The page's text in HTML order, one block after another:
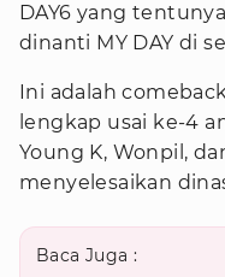
DAY6 yang
dinanti MY DAY di
Ini adalah
lengkap usai ke-4
Young K, Wonpil,
menyelesaikan
Baca Juga :